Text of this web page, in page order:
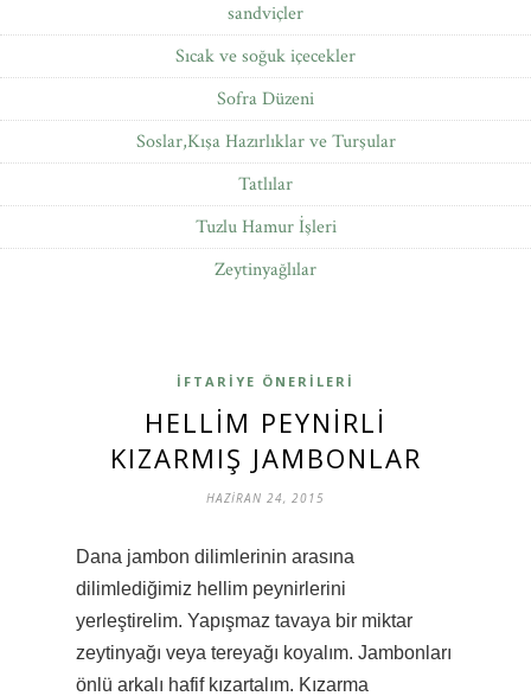
sandviçler
Sıcak ve soğuk içecekler
Sofra Düzeni
Soslar,Kışa Hazırlıklar ve Turşular
Tatlılar
Tuzlu Hamur İşleri
Zeytinyağlılar
İFTARIYE ÖNERILERI
HELLIM PEYNIRLI
KIZARMIŞ JAMBONLAR
HAZIRAN 24, 2015
Dana jambon dilimlerinin arasına
dilimlediğimiz hellim peynirlerini
yerleştirelim. Yapışmaz tavaya bir miktar
zeytinyağı veya tereyağı koyalım. Jambonları
önlü arkalı hafif kızartalım. Kızarma